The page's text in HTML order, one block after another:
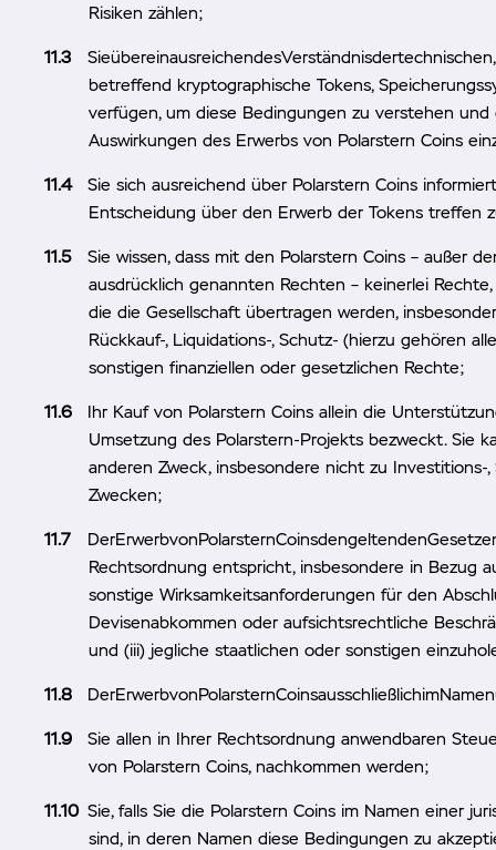
Risiken zählen;
betreffend kryptographische Tokens,
verfügen, um diese Bedingungen zu verstehen
Auswirkungen des Erwerbs von Polarstern Coins
Sie sich ausreichend über Polarstern Coins
Entscheidung über den Erwerb der Tokens treffen
Sie wissen, dass mit den Polarstern Coins – außer
ausdrücklich genannten Rechten – keinerlei
die die Gesellschaft übertragen werden,
Rückkauf-, Liquidations-, Schutz- (hierzu gehören
sonstigen finanziellen oder gesetzlichen Rechte;
Ihr Kauf von Polarstern Coins allein die
Umsetzung des Polarstern-Projekts bezweckt. Sie
anderen Zweck, insbesondere nicht zu Investitions-
Zwecken;
Rechtsordnung entspricht, insbesondere in Bezug
sonstige Wirksamkeitsanforderungen für den
Devisenabkommen oder aufsichtsrechtliche
und (iii) jegliche staatlichen oder sonstigen
Sie allen in Ihrer Rechtsordnung anwendbaren
von Polarstern Coins, nachkommen werden;
Sie, falls Sie die Polarstern Coins im Namen einer
sind, in deren Namen diese Bedingungen zu